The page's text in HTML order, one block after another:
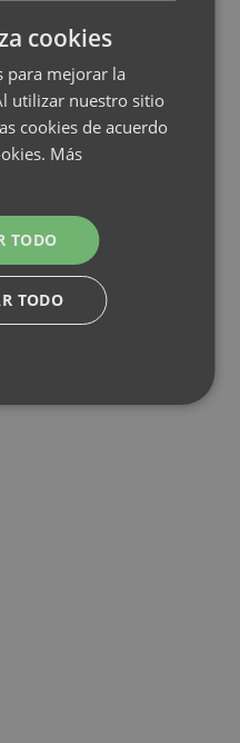
cookies
para mejorar la
utilizar nuestro sitio
cookies de acuerdo
Más
TODO
TODO